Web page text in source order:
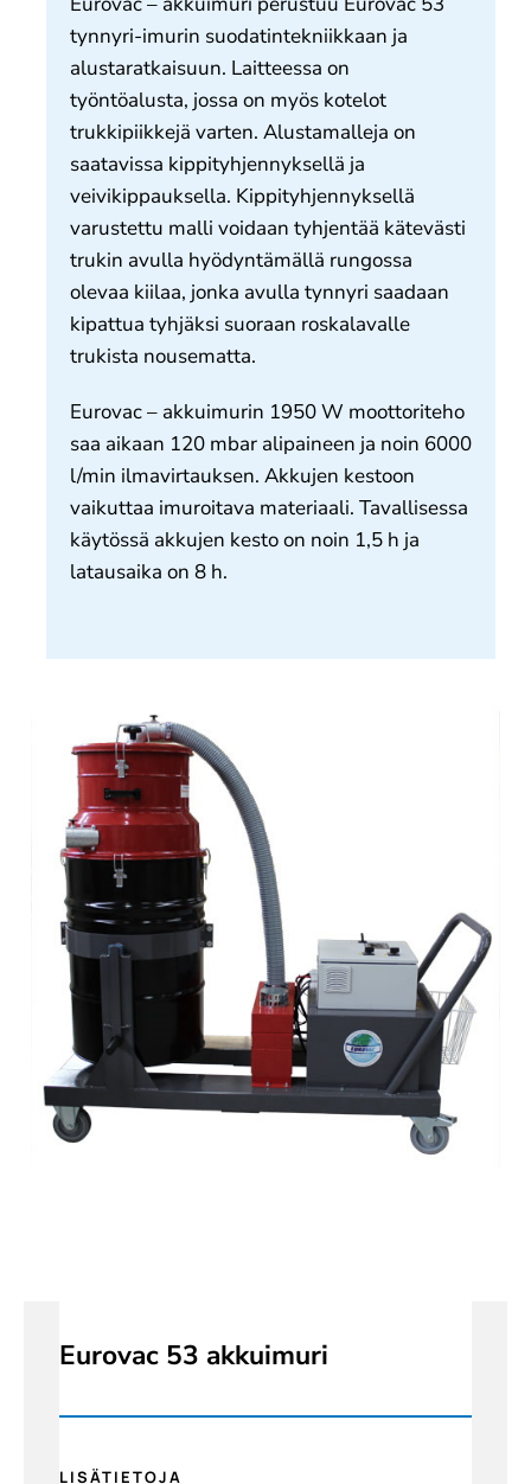
Yhteystiedot
tynnyri-imurin suodatintekniikkaan ja
alustaratkaisuun. Laitteessa on
työntöalusta, jossa on myös kotelot
trukkipiikkejä varten. Alustamalleja on
saatavissa kippityhjennyksellä ja
veivikippauksella. Kippityhjennyksellä
varustettu malli voidaan tyhjentää kätevästi
trukin avulla hyödyntämällä rungossa
olevaa kiilaa, jonka avulla tynnyri saadaan
kipattua tyhjäksi suoraan roskalavalle
trukista nousematta.
Eurovac – akkuimurin 1950 W moottoriteho
saa aikaan 120 mbar alipaineen ja noin 6000
l/min ilmavirtauksen. Akkujen kestoon
vaikuttaa imuroitava materiaali. Tavallisessa
käytössä akkujen kesto on noin 1,5 h ja
latausaika on 8 h.
Eurovac 53 akkuimuri
LISÄTIETOJA